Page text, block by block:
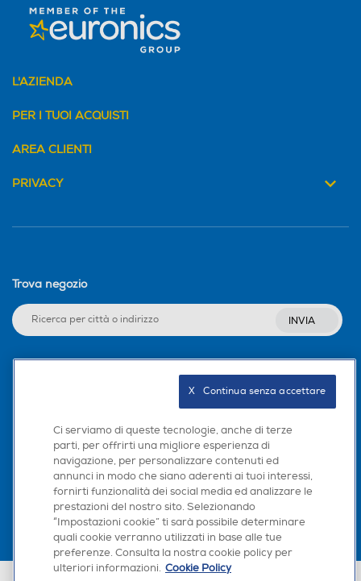
Il piano cottura SenseBoil® & Fry Serie 8000
regola automaticamente il calore per evitare che
costante. Scegli fra tre livelli di temperatura per
L'AZIENDA
PER I TUOI ACQUISTI
AREA CLIENTI
PRIVACY
Trova negozio
INVIA
Scarica la nostra app
Ci serviamo di queste tecnologie, anche di terze
parti, per offrirti una migliore esperienza di
navigazione, per personalizzare contenuti ed
annunci in modo che siano aderenti ai tuoi interessi,
fornirti funzionalità dei social media ed analizzare le
prestazioni del nostro sito. Selezionando
“Impostazioni cookie” ti sarà possibile determinare
quali cookie verranno utilizzati in base alle tue
preferenze. Consulta la nostra cookie policy per
ulteriori informazioni. Cookie Policy
X   Continua senza accettare